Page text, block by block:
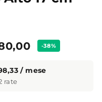
-38%
/ mese
rate